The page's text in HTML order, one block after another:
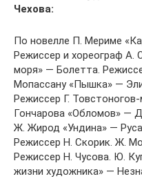
Чехова:
По новелле П. Мериме
Режиссер и хореограф А.
моря» — Болетта.
Мопассану «Пышка» —
Режиссер Г.
Гончарова «Обломов» —
Ж. Жирод «Ундина» —
Режиссер Н. Скорик. Ж.
Режиссер Н. Чусова. Ю.
жизни художника» —